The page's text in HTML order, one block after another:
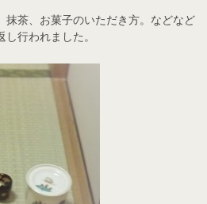
抹茶、お菓子のいただき方。などなど
行われました。